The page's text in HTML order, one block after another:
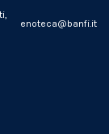
enoteca@banfi.it